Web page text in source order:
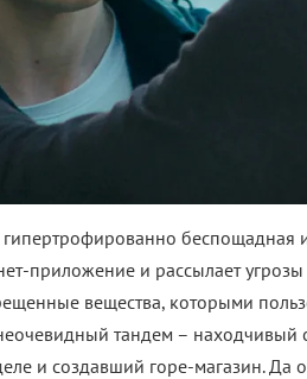
гипертрофированно беспощадная
приложение и рассылает угрозы
вещества, которыми
тандем – находчивый
и создавший горе-магазин. Да